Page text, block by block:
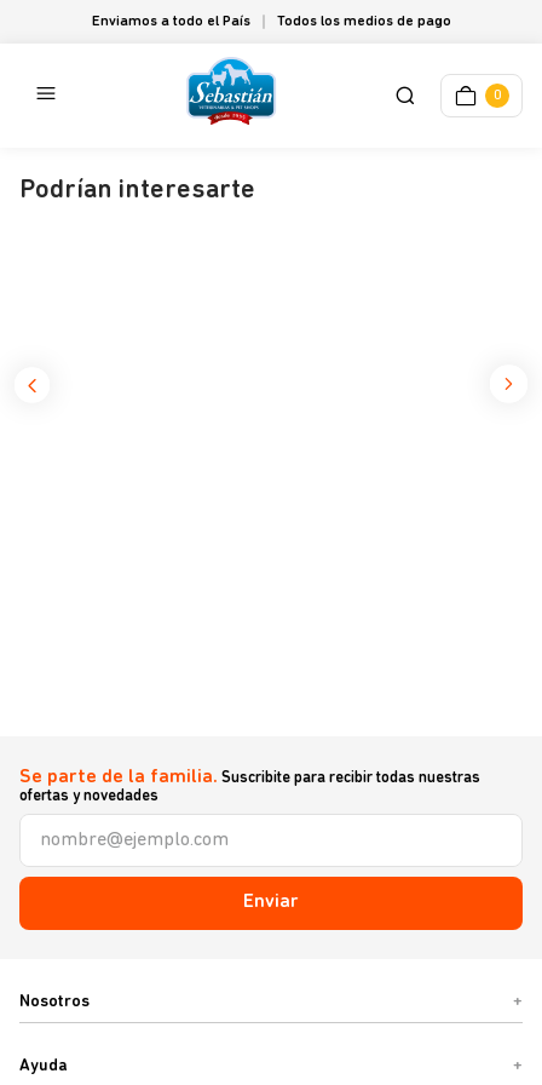
Enviamos a todo el País Todos los medios de pago
0
Podrían interesarte
Se parte de la familia. Suscribite para recibir todas nuestras
ofertas y novedades
Enviar
Nosotros +
Ayuda +